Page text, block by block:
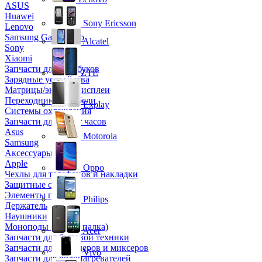
ASUS
Huawei
Lenovo
Samsung Galaxy Tab
Sony
Xiaomi
Запчасти для ноутбуков
Зарядные устройства
Матрицы/экраны/дисплеи
Переходники и кабели
Системы охлаждения
Запчасти для смарт часов
Asus
Samsung
Аксессуары
Apple
Чехлы для телефонов и накладки
Защитные стекла
Элементы питания
Держатель
Наушники
Моноподы (Селфи палка)
Запчасти для бытовой техники
Запчасти для блендеров и миксеров
Запчасти для водонагревателей
Sony Ericsson
Alcatel
ZTE
Explay
Motorola
Oppo
Philips
Acer
Vivo